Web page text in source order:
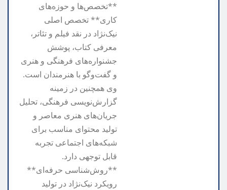
**تخصص‌ها و حوزه‌های
کاری** تخصص اصلی
نیک‌نژاد در نقد فیلم و تئاتر،
معرفی کتاب، پوشش
جشنواره‌های فرهنگی و هنری
و گفت‌وگو با هنرمندان است.
وی همچنین در زمینه
گزارش‌نویسی فرهنگی، تحلیل
جریان‌های هنری معاصر و
تولید محتوای مناسب برای
شبکه‌های اجتماعی تجربه
قابل توجهی دارد.
**روش‌شناسی حرفه‌ای**
رویکرد نیک‌نژاد در تولید